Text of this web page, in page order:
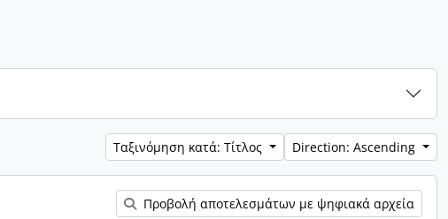
Ταξινόμηση κατά: Τίτλος Direction: Ascending
Προβολή αποτελεσμάτων με ψηφιακά αρχεία